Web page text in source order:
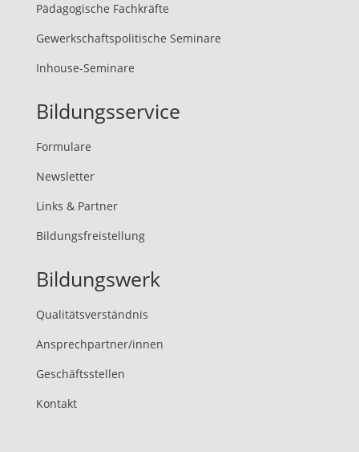
Pädagogische Fachkräfte
Gewerkschaftspolitische Seminare
Inhouse-Seminare
Bildungsservice
Formulare
Newsletter
Links & Partner
Bildungsfreistellung
Bildungswerk
Qualitätsverständnis
Ansprechpartner/innen
Geschäftsstellen
Kontakt